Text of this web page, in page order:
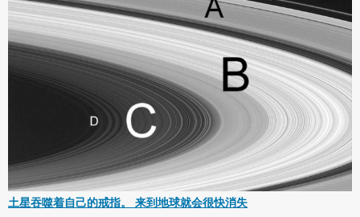
土星吞噬着自己的戒指。 来到地球就会很快消失